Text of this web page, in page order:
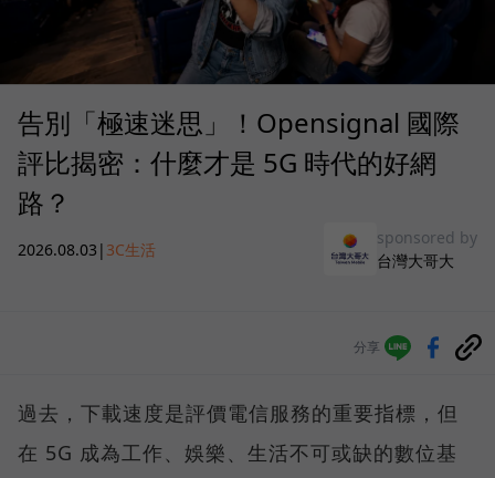
告別「極速迷思」！Opensignal 國際
評比揭密：什麼才是 5G 時代的好網
路？
2026.08.03 | 3C生活
sponsored by
台灣大哥大
分享
過去，下載速度是評價電信服務的重要指標，但
在 5G 成為工作、娛樂、生活不可或缺的數位基